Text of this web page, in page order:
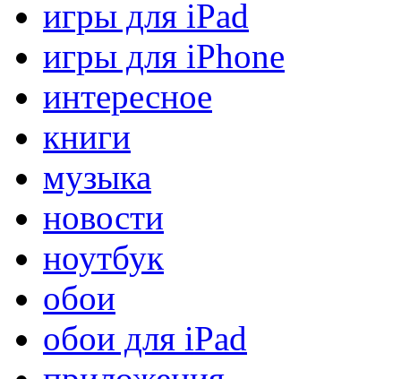
игры для iPad
игры для iPhone
интересное
книги
музыка
новости
ноутбук
обои
обои для iPad